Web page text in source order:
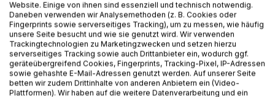
zu den Alchemisten sieht. Vor diesen Hintergründen mag
sich bereits andeuten, dass die Sinnbilder der Alchemie
und Freimaurerei einen Schlüssel zum Verständnis von
"Harry Potter" bieten könnten.
Mit der vorliegenden Arbeit soll anhand von konkreten
Vergleichspunkten - wie bspw. Albert Pike, Michael Maier
Website. Einige von ihnen sind essenziell und technisch notwendig.
Daneben verwenden wir Analysemethoden (z. B. Cookies oder
Fingerprints sowie serverseitiges Tracking), um zu messen, wie häufig
unsere Seite besucht und wie sie genutzt wird. Wir verwenden
Trackingtechnologien zu Marketingzwecken und setzen hierzu
serverseitiges Tracking sowie auch Drittanbieter ein, wodurch ggf.
geräteübergreifend Cookies, Fingerprints, Tracking-Pixel, IP-Adressen
sowie gehashte E-Mail-Adressen genutzt werden. Auf unserer Seite
betten wir zudem Drittinhalte von anderen Anbietern ein (Video-
Plattformen). Wir haben auf die weitere Datenverarbeitung und ein